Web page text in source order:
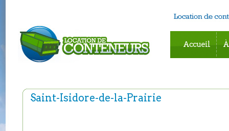
Accueil
Saint-Isidore-de-la-Prairie